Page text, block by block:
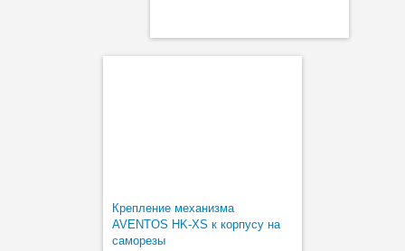
Крепление механизма
AVENTOS HK-XS к корпусу на
саморезы